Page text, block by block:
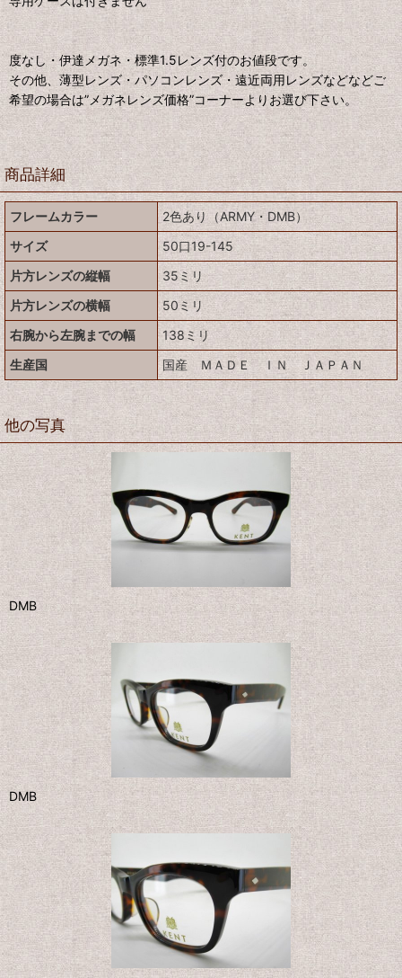
度なし・伊達メガネ・標準1.5レンズ付のお値段です。
その他、薄型レンズ・パソコンレンズ・遠近両用レンズなどなどご
希望の場合は”メガネレンズ価格”コーナーよりお選び下さい。
商品詳細
フレームカラー
2色あり（ARMY・DMB）
サイズ
50口19-145
片方レンズの縦幅
35ミリ
片方レンズの横幅
50ミリ
右腕から左腕までの幅
138ミリ
生産国
国産 ＭＡＤＥ ＩＮ ＪＡＰＡＮ
他の写真
DMB
DMB